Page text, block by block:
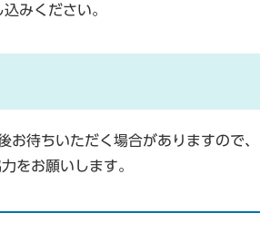
みください。
待ちいただく場合がありますので、
をお願いします。